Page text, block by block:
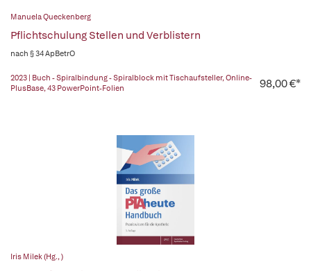
Manuela Queckenberg
Pflichtschulung Stellen und Verblistern
nach § 34 ApBetrO
2023 | Buch - Spiralbindung - Spiralblock mit Tischaufsteller, Online-
PlusBase, 43 PowerPoint-Folien
98,00 €*
Iris Milek (Hg., )